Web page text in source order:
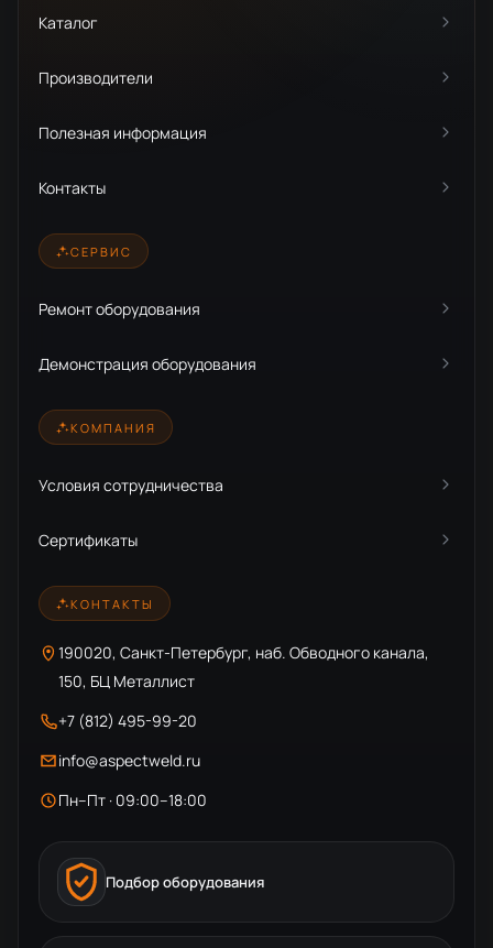
Каталог
Производители
Полезная информация
Контакты
СЕРВИС
Ремонт оборудования
Демонстрация оборудования
КОМПАНИЯ
Условия сотрудничества
Сертификаты
КОНТАКТЫ
190020, Санкт-Петербург, наб. Обводного канала,
150, БЦ Металлист
+7 (812) 495-99-20
info@aspectweld.ru
Пн–Пт · 09:00–18:00
Подбор оборудования